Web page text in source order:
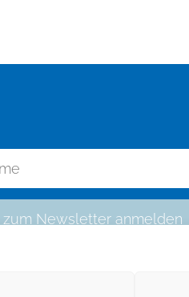
zum Newsletter anmelden